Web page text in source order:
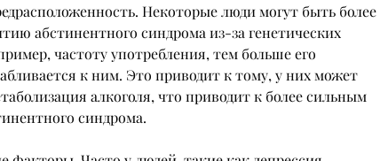
Некоторые люди могут быть более
абстинентного синдрома из-за генетических
частоту употребления, тем больше его
к ним. Это приводит к тому, у них может
алкоголя, что приводит к более сильным
синдрома.